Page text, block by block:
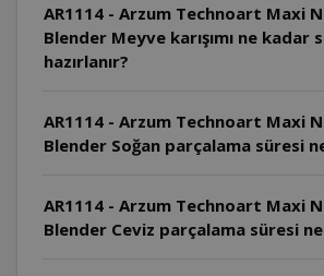
AR1114 - Arzum Technoart Maxi
Blender Meyve karışımı ne kadar
hazırlanır?
AR1114 - Arzum Technoart Maxi
Blender Soğan parçalama süresi
AR1114 - Arzum Technoart Maxi
Blender Ceviz parçalama süresi